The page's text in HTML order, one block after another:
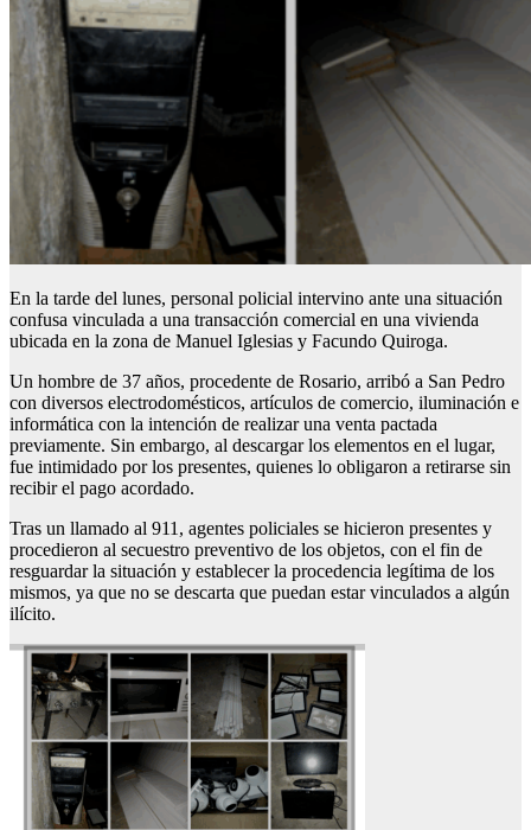
En la tarde del lunes, personal policial intervino ante una situación
confusa vinculada a una transacción comercial en una vivienda
ubicada en la zona de Manuel Iglesias y Facundo Quiroga.
Un hombre de 37 años, procedente de Rosario, arribó a San Pedro
con diversos electrodomésticos, artículos de comercio, iluminación e
informática con la intención de realizar una venta pactada
previamente. Sin embargo, al descargar los elementos en el lugar,
fue intimidado por los presentes, quienes lo obligaron a retirarse sin
recibir el pago acordado.
Tras un llamado al 911, agentes policiales se hicieron presentes y
procedieron al secuestro preventivo de los objetos, con el fin de
resguardar la situación y establecer la procedencia legítima de los
mismos, ya que no se descarta que puedan estar vinculados a algún
ilícito.